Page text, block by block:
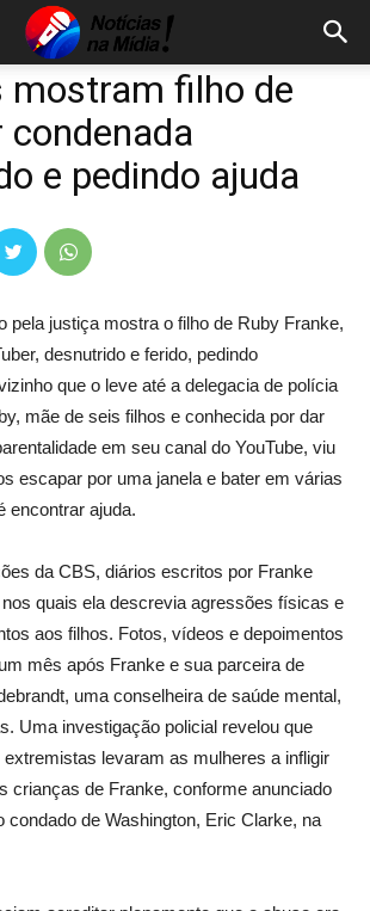
mostram filho de
e pedindo ajuda
pela justiça mostra o filho de Ruby Franke,
desnutrido e ferido, pedindo
que o leve até a delegacia de polícia
mãe de seis filhos e conhecida por dar
em seu canal do YouTube, viu
escapar por uma janela e bater em várias
encontrar ajuda.
da CBS, diários escritos por Franke
quais ela descrevia agressões físicas e
aos filhos. Fotos, vídeos e depoimentos
mês após Franke e sua parceira de
uma conselheira de saúde mental,
Uma investigação policial revelou que
levaram as mulheres a infligir
crianças de Franke, conforme anunciado
condado de Washington, Eric Clarke, na